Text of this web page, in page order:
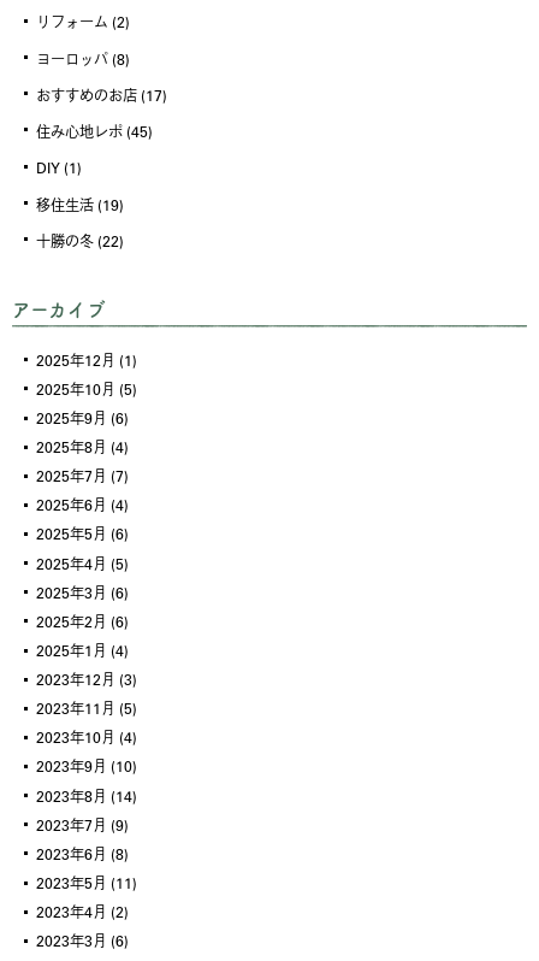
リフォーム (2)
ヨーロッパ (8)
おすすめのお店 (17)
住み心地レポ (45)
DIY (1)
移住生活 (19)
十勝の冬 (22)
アーカイブ
2025年12月 (1)
2025年10月 (5)
2025年9月 (6)
2025年8月 (4)
2025年7月 (7)
2025年6月 (4)
2025年5月 (6)
2025年4月 (5)
2025年3月 (6)
2025年2月 (6)
2025年1月 (4)
2023年12月 (3)
2023年11月 (5)
2023年10月 (4)
2023年9月 (10)
2023年8月 (14)
2023年7月 (9)
2023年6月 (8)
2023年5月 (11)
2023年4月 (2)
2023年3月 (6)